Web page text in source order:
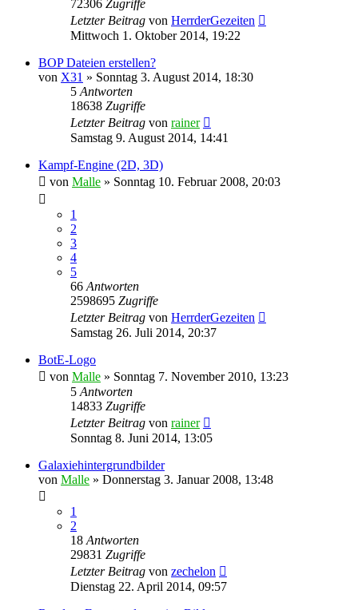
72306 Zugriffe
Letzter Beitrag von HerrderGezeiten
Mittwoch 1. Oktober 2014, 19:22
BOP Dateien erstellen?
von X31 » Sonntag 3. August 2014, 18:30
5 Antworten
18638 Zugriffe
Letzter Beitrag von rainer
Samstag 9. August 2014, 14:41
Kampf-Engine (2D, 3D)
von Malle » Sonntag 10. Februar 2008, 20:03
1
2
3
4
5
66 Antworten
2598695 Zugriffe
Letzter Beitrag von HerrderGezeiten
Samstag 26. Juli 2014, 20:37
BotE-Logo
von Malle » Sonntag 7. November 2010, 13:23
5 Antworten
14833 Zugriffe
Letzter Beitrag von rainer
Sonntag 8. Juni 2014, 13:05
Galaxiehintergrundbilder
von Malle » Donnerstag 3. Januar 2008, 13:48
1
2
18 Antworten
29831 Zugriffe
Letzter Beitrag von zechelon
Dienstag 22. April 2014, 09:57